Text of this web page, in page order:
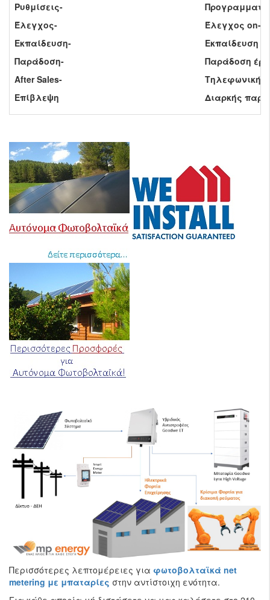
Ρυθμίσεις-
Έλεγχος-
Εκπαίδευση-
Παράδοση-
After Sales-
Επίβλεψη
Έλεγχος on-
Εκπαίδευση
Παράδοση
Τηλεφωνική
Διαρκής
Περισσότερες λεπτομέρειες για φωτοβολταϊκά net
metering με μπαταρίες στην αντίστοιχη ενότητα.